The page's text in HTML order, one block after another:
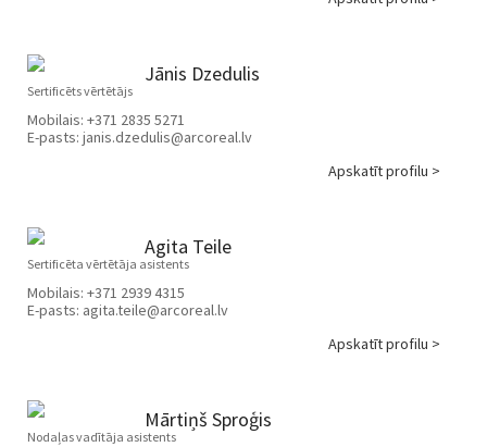
Jānis Dzedulis
Sertificēts vērtētājs
Mobilais: +371 2835 5271
E-pasts: janis.dzedulis@arcoreal.lv
Apskatīt profilu >
Agita Teile
Sertificēta vērtētāja asistents
Mobilais: +371 2939 4315
E-pasts: agita.teile@arcoreal.lv
Apskatīt profilu >
Mārtiņš Sproģis
Nodaļas vadītāja asistents